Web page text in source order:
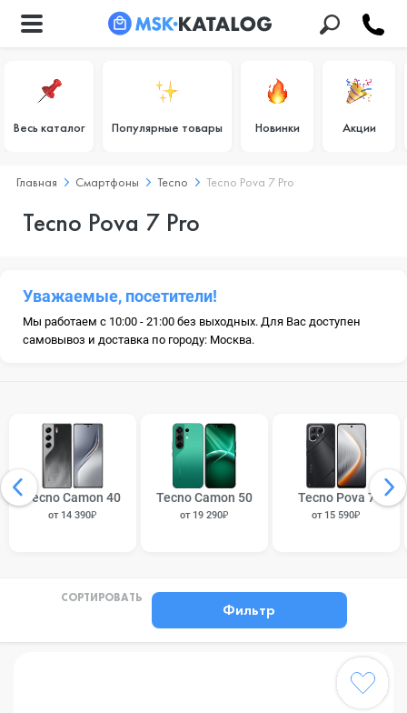
Весь каталог Популярные товары Новинки Акции
Главная Смартфоны Tecno Tecno Pova 7 Pro
Tecno Pova 7 Pro
Уважаемые, посетители!
Мы работаем с 10:00 - 21:00 без выходных. Для Вас доступен
самовывоз и доставка по городу: Москва.
Tecno Camon 40
от 14 390₽
Tecno Camon 50
от 19 290₽
Tecno Pova 7
от 15 590₽
СОРТИРОВАТЬ
Фильтр